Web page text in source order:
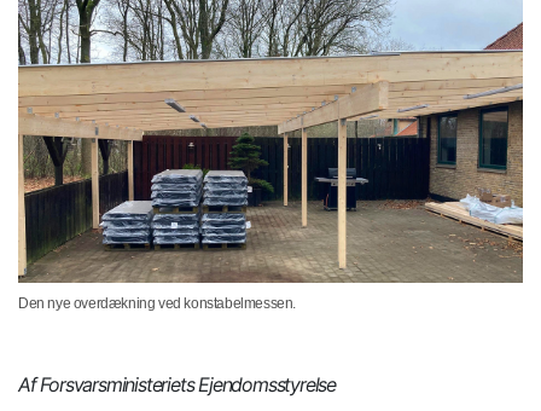
Den nye overdækning ved konstabelmessen.
Af Forsvarsministeriets Ejendomsstyrelse